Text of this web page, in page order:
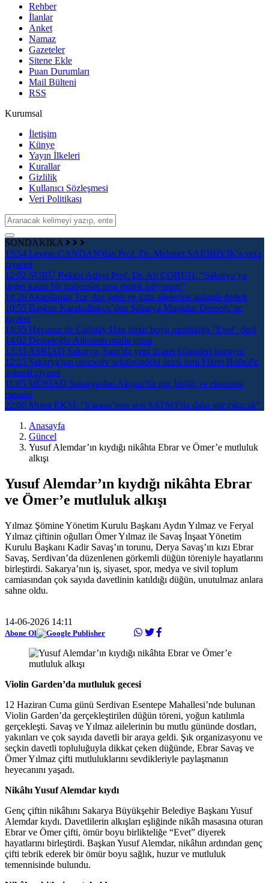
Rehber
İlanlar
Anket
Namaz
Gazeteler
Sitene Ekle
Puan Durumları
Mail Bülteni
RSS
Kurumsal
İletişim
Künye
Yayın İlkeleri
Kurallar
Gizlilik
Kullanıcı Sözleşmesi
Veri Politikası
SONDAKİKA
15:54 Levent CANDAN'dan Prof. Dr. Mehmet SARIBIYIK'a vefa
ziyareti
12:02 SUBÜ Rektör Adayı Prof. Dr. Ali ÇORUH; “Sakarya’ya
değer katan bir üniversite inşa etmek istiyorum”
14:26 Akarslanlar Tur’dan şehit ve gazi ailelerine anlamlı destek
10:55 Başkan Karakullukçu’dan Sakarya Muşlular Derneği’ne
ziyaret
14:55 Havanur ile Çağatay Han ömür boyu mutluluğa "Evet" dedi
14:02 Demetoğlu Ailesinin mutlu günü
13:33 ASRİAD Sakarya, Şam’da yeni ticaret köprüleri kuruyor
12:25 Sakarya'nın otomotiv sektöründeki öncü ismi Fikret Bülbül'e
anlamlı ziyaret
11:05 MÜSİAD Sakarya'dan Akyazı'da güç birliği ve ekonomi
mesaisi
22:00 Murat EKŞİ: “Karasu’nun sesi SATSO’da daha gür çıkacak”
Anasayfa
Güncel
Yusuf Alemdar’ın kıydığı nikâhta Ebrar ve Ömer’e mutluluk
alkışı
Yusuf Alemdar’ın kıydığı nikâhta Ebrar
ve Ömer’e mutluluk alkışı
Yılmaz Şömine Yönetim Kurulu Başkanı Aydın Yılmaz ve Feryal
Yılmaz çiftinin oğulları Ömer Yılmaz ile Savaş İnşaat Yönetim
Kurulu Başkanı Kadir Savaş’ın torunu, Derya Savaş’ın kızı Ebrar
Savaş, Serdivan’da düzenlenen görkemli düğün töreniyle hayatlarını
birleştirdi. Sakarya’nın iş, siyaset, spor, medya ve sivil toplum
camiasından çok sayıda davetlinin katıldığı düğün, unutulmaz anlara
sahne oldu.
14-06-2026 14:11
Abone Ol
Violin Garden’da mutluluk gecesi
12 Haziran Cuma günü Serdivan Esentepe Mahallesi’nde bulunan
Violin Garden’da gerçekleştirilen düğün töreni, yoğun katılımla
gerçekleşti. Savaş ve Yılmaz ailelerinin bu mutlu gününde dostları,
yakınları ve çok sayıda davetli bir araya geldi. Şık organizasyonu ve
seçkin davetli topluluğuyla dikkat çeken düğünde, Ebrar Savaş ve
Ömer Yılmaz çifti mutluluklarını sevdikleriyle paylaşmanın
heyecanını yaşadı.
Nikâhı Yusuf Alemdar kıydı
Genç çiftin nikâhını Sakarya Büyükşehir Belediye Başkanı Yusuf
Alemdar kıydı. Davetlilerin alkışları eşliğinde nikâh masasına oturan
Ebrar ve Ömer çifti, ömür boyu birlikteliğe “Evet” diyerek
hayatlarını birleştirdi. Başkan Yusuf Alemdar, nikâhın ardından genç
çifti tebrik ederek bir ömür boyu sağlık, huzur ve mutluluk
temennisinde bulundu.